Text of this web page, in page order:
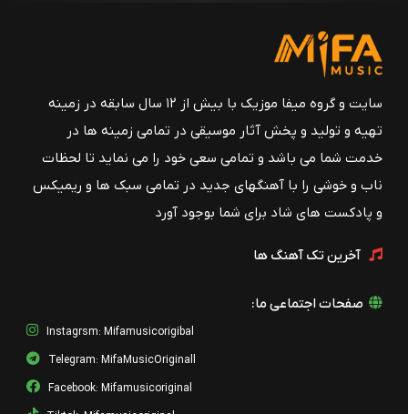
سایت و گروه میفا موزیک با بیش از ۱۲ سال سابقه در زمینه
تهیه و تولید و پخش آثار موسیقی در تمامی زمینه ها در
خدمت شما می باشد و تمامی سعی خود را می نماید تا لحظات
ناب و خوشی را با آهنگهای جدید در تمامی سبک ها و ریمیکس
و پادکست های شاد برای شما بوجود آورد
آخرین تک آهنگ ها
صفحات اجتماعی ما:
Instagrsm: Mifamusicorigibal
Telegram: MifaMusicOriginall
Facebook: Mifamusicoriginal